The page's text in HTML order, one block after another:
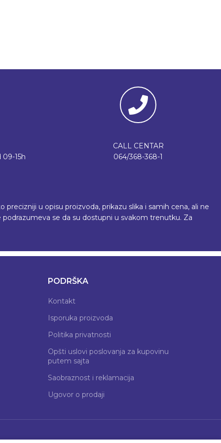
15h
CALL CENTAR
064/368-368-1
u opisu proizvoda, prikazu slika i samih cena, ali ne
se da su dostupni u svakom trenutku. Za
PODRŠKA
Kontakt
Isporuka proizvoda
Politika privatnosti
Opšti uslovi poslovanja za kupovinu
putem sajta
Saobraznost i reklamacija
Ugovor o prodaji